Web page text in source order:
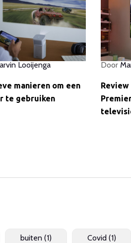
Looijenga
manieren om een
te gebruiken
Door
Review
buiten (1) Covid (1)